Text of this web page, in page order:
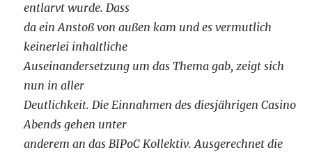
entlarvt wurde. Dass
da ein Anstoß von außen kam und es vermutlich
keinerlei inhaltliche
Auseinandersetzung um das Thema gab, zeigt sich
nun in aller
Deutlichkeit. Die Einnahmen des diesjährigen Casino
Abends gehen unter
anderem an das BIPoC Kollektiv. Ausgerechnet die